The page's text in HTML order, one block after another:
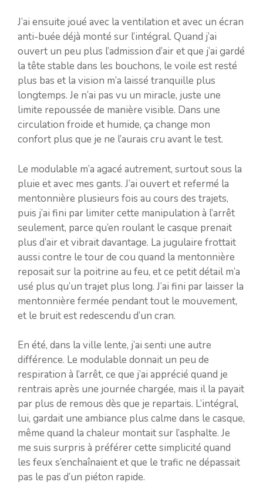
J’ai ensuite joué avec la ventilation et avec un écran
anti-buée déjà monté sur l’intégral. Quand j’ai
ouvert un peu plus l’admission d’air et que j’ai gardé
la tête stable dans les bouchons, le voile est resté
plus bas et la vision m’a laissé tranquille plus
longtemps. Je n’ai pas vu un miracle, juste une
limite repoussée de manière visible. Dans une
circulation froide et humide, ça change mon
confort plus que je ne l’aurais cru avant le test.
Le modulable m’a agacé autrement, surtout sous la
pluie et avec mes gants. J’ai ouvert et refermé la
mentonnière plusieurs fois au cours des trajets,
puis j’ai fini par limiter cette manipulation à l’arrêt
seulement, parce qu’en roulant le casque prenait
plus d’air et vibrait davantage. La jugulaire frottait
aussi contre le tour de cou quand la mentonnière
reposait sur la poitrine au feu, et ce petit détail m’a
usé plus qu’un trajet plus long. J’ai fini par laisser la
mentonnière fermée pendant tout le mouvement,
et le bruit est redescendu d’un cran.
En été, dans la ville lente, j’ai senti une autre
différence. Le modulable donnait un peu de
respiration à l’arrêt, ce que j’ai apprécié quand je
rentrais après une journée chargée, mais il la payait
par plus de remous dès que je repartais. L’intégral,
lui, gardait une ambiance plus calme dans le casque,
même quand la chaleur montait sur l’asphalte. Je
me suis surpris à préférer cette simplicité quand
les feux s’enchaînaient et que le trafic ne dépassait
pas le pas d’un piéton rapide.